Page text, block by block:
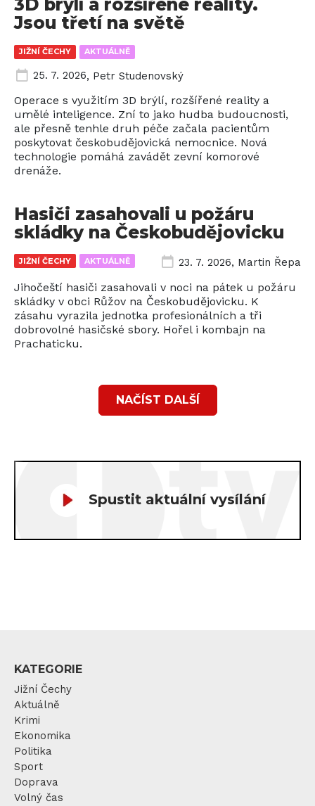
JIŽNÍ ČECHY AKTUÁLNĚ
3D brýlí a rozšířené reality.
Jsou třetí na světě
25. 7. 2026, Petr Studenovský
Operace s využitím 3D brýlí, rozšířené reality a
umělé inteligence. Zní to jako hudba budoucnosti,
ale přesně tenhle druh péče začala pacientům
poskytovat českobudějovická nemocnice. Nová
technologie pomáhá zavádět zevní komorové
drenáže.
JIŽNÍ ČECHY AKTUÁLNĚ
Hasiči zasahovali u požáru
skládky na Českobudějovicku
23. 7. 2026, Martin Řepa
Jihočeští hasiči zasahovali v noci na pátek u požáru
skládky v obci Růžov na Českobudějovicku. K
zásahu vyrazila jednotka profesionálních a tři
dobrovolné hasičské sbory. Hořel i kombajn na
Prachaticku.
NAČÍST DALŠÍ
Spustit aktuální vysílání
KATEGORIE
Jižní Čechy
Aktuálně
Krimi
Ekonomika
Politika
Sport
Doprava
Volný čas